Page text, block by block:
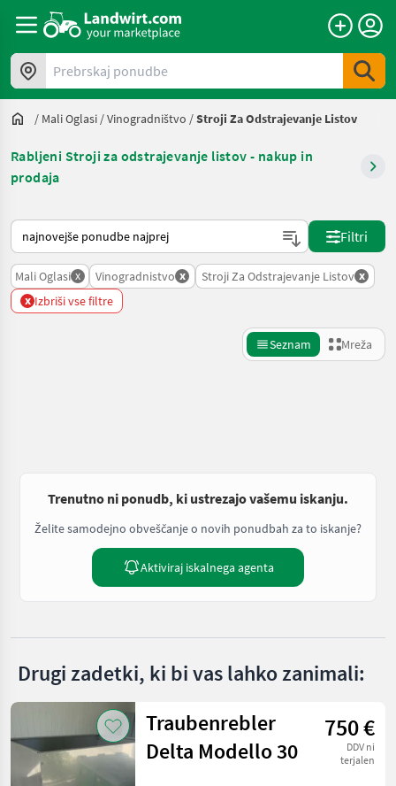
Prebrskaj ponudbe
/ Mali Oglasi /Vinogradništvo /Stroji Za Odstrajevanje Listov
Rabljeni Stroji za odstrajevanje listov - nakup in
prodaja
Tako je razvrščeno na Landwirt.com
Filtri
Mali Oglasi x Vinogradnistvo x Stroji Za Odstrajevanje Listov x
x Izbriši vse filtre
Seznam Mreža
Trenutno ni ponudb, ki ustrezajo vašemu iskanju.
Želite samodejno obveščanje o novih ponudbah za to iskanje?
Aktiviraj iskalnega agenta
Drugi zadetki, ki bi vas lahko zanimali:
Traubenrebler
Delta Modello 30
750 €
DDV ni
terjalen